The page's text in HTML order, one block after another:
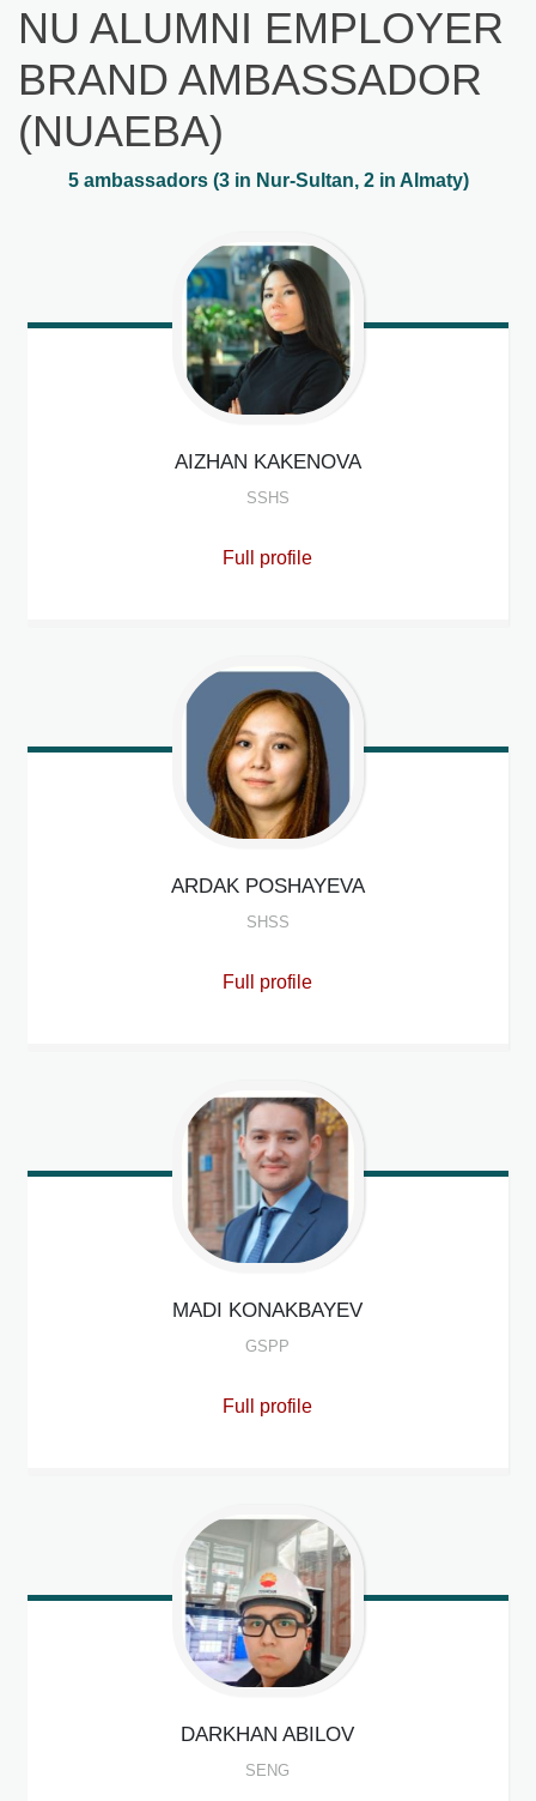
NU ALUMNI EMPLOYER
BRAND AMBASSADOR
(NUAEBA)
5 ambassadors (3 in Nur-Sultan, 2 in Almaty)
AIZHAN KAKENOVA
SSHS
Full profile
ARDAK POSHAYEVA
SHSS
Full profile
MADI KONAKBAYEV
GSPP
Full profile
DARKHAN ABILOV
SENG